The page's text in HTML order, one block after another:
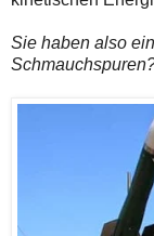
Sie haben also